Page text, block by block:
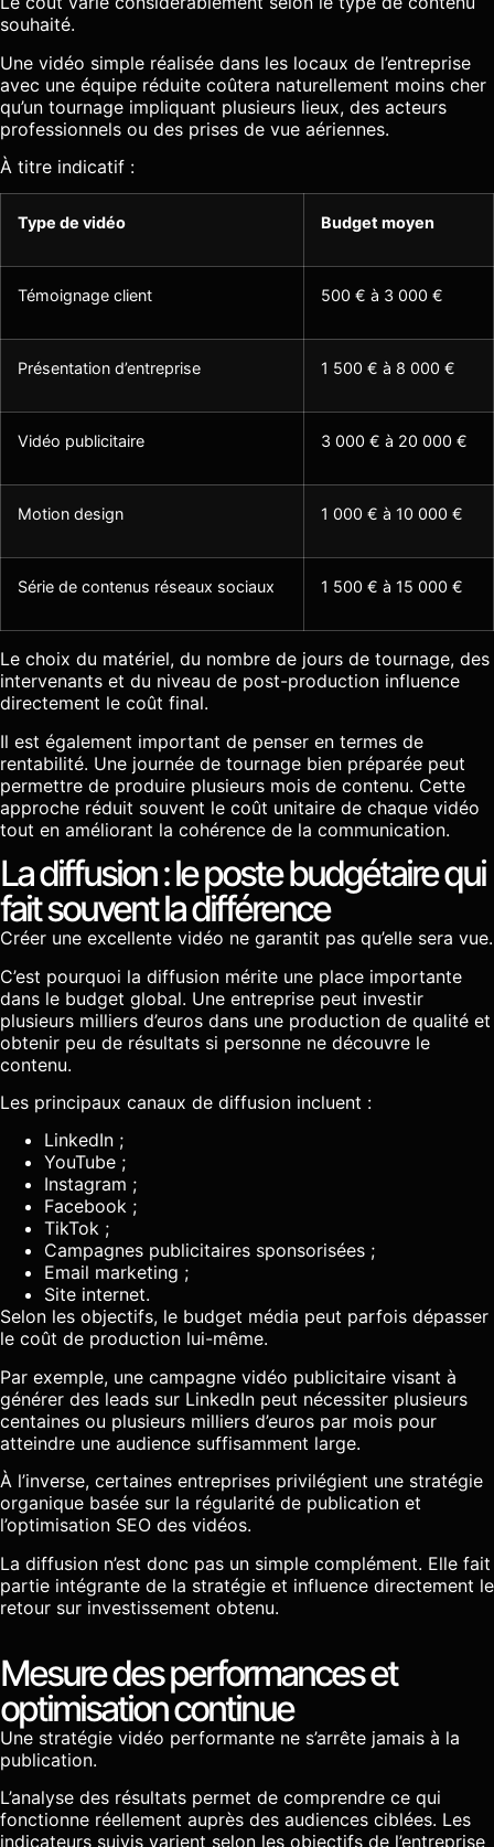
souhaité.
Une vidéo simple réalisée dans les locaux de l’entreprise
avec une équipe réduite coûtera naturellement moins cher
qu’un tournage impliquant plusieurs lieux, des acteurs
professionnels ou des prises de vue aériennes.
À titre indicatif :
Type de vidéo Budget moyen
Témoignage client 500 € à 3 000 €
Présentation d’entreprise 1 500 € à 8 000 €
Vidéo publicitaire 3 000 € à 20 000 €
Motion design 1 000 € à 10 000 €
Série de contenus réseaux sociaux 1 500 € à 15 000 €
Le choix du matériel, du nombre de jours de tournage, des
intervenants et du niveau de post-production influence
directement le coût final.
Il est également important de penser en termes de
rentabilité. Une journée de tournage bien préparée peut
permettre de produire plusieurs mois de contenu. Cette
approche réduit souvent le coût unitaire de chaque vidéo
tout en améliorant la cohérence de la communication.
La diffusion : le poste budgétaire qui
fait souvent la différence
Créer une excellente vidéo ne garantit pas qu’elle sera vue.
C’est pourquoi la diffusion mérite une place importante
dans le budget global. Une entreprise peut investir
plusieurs milliers d’euros dans une production de qualité et
obtenir peu de résultats si personne ne découvre le
contenu.
Les principaux canaux de diffusion incluent :
LinkedIn ;
YouTube ;
Instagram ;
Facebook ;
TikTok ;
Campagnes publicitaires sponsorisées ;
Email marketing ;
Site internet.
Selon les objectifs, le budget média peut parfois dépasser
le coût de production lui-même.
Par exemple, une campagne vidéo publicitaire visant à
générer des leads sur LinkedIn peut nécessiter plusieurs
centaines ou plusieurs milliers d’euros par mois pour
atteindre une audience suffisamment large.
À l’inverse, certaines entreprises privilégient une stratégie
organique basée sur la régularité de publication et
l’optimisation SEO des vidéos.
La diffusion n’est donc pas un simple complément. Elle fait
partie intégrante de la stratégie et influence directement le
retour sur investissement obtenu.
Mesure des performances et
optimisation continue
Une stratégie vidéo performante ne s’arrête jamais à la
publication.
L’analyse des résultats permet de comprendre ce qui
fonctionne réellement auprès des audiences ciblées. Les
indicateurs suivis varient selon les objectifs de l’entreprise